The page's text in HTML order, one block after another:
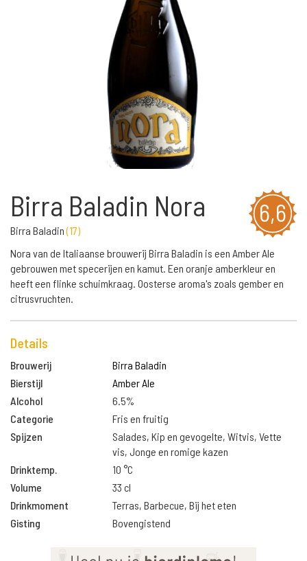
6,6
Birra Baladin Nora
Birra Baladin(17)
Nora van de Italiaanse brouwerij Birra Baladin is een Amber Ale
gebrouwen met specerijen en kamut. Een oranje amberkleur en
heeft een flinke schuimkraag. Oosterse aroma's zoals gember en
citrusvruchten.
Details
Brouwerij
Birra Baladin
Bierstijl
Amber Ale
Alcohol
6.5%
Categorie
Fris en fruitig
Spijzen
Salades, Kip en gevogelte, Witvis, Vette
vis, Jonge en romige kazen
Drinktemp.
10 °C
Volume
33 cl
Drinkmoment
Terras, Barbecue, Bij het eten
Gisting
Bovengistend